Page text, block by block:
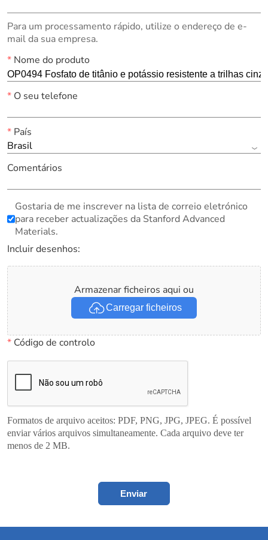
Para um processamento rápido, utilize o endereço de e-
mail da sua empresa.
*Nome do produto
*O seu telefone
*País
Brasil
Comentários
Gostaria de me inscrever na lista de correio eletrónico
para receber actualizações da Stanford Advanced
Materials.
Incluir desenhos:
Armazenar ficheiros aqui ou
Carregar ficheiros
*Código de controlo
Formatos de arquivo aceitos: PDF, PNG, JPG, JPEG. É possível
enviar vários arquivos simultaneamente. Cada arquivo deve ter
menos de 2 MB.
Enviar